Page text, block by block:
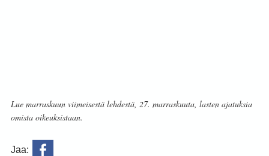
Lue marraskuun viimeisestä lehdestä, 27. marraskuuta, lasten ajatuksia
omista oikeuksistaan.
Jaa: